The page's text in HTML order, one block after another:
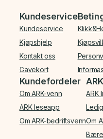
Bunnmeny
Kundeservice
Kundeservice
Kjøpshjelp
Kontakt oss
Gavekort
Kundefordeler
Om ARK-venn
ARK leseapp
Om ARK-bedriftsvenn
ARK
Om